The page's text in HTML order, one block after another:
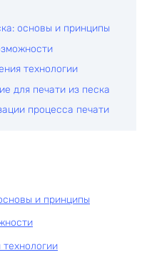
основы и принципы
технологии
для печати из песка
процесса печати
и принципы